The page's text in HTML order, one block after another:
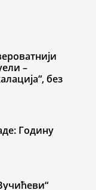
–
без
Годину